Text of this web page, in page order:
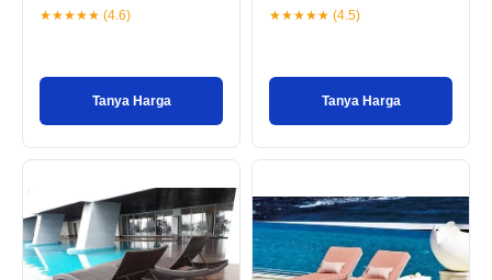
★★★★★ (4.6)
Tanya Harga
★★★★★ (4.5)
Tanya Harga